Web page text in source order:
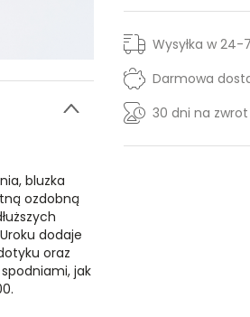
Wysyłka w 24-
Darmowa
30 dni na zwrot
bluzka
ozdobną
dodaje
oraz
jak